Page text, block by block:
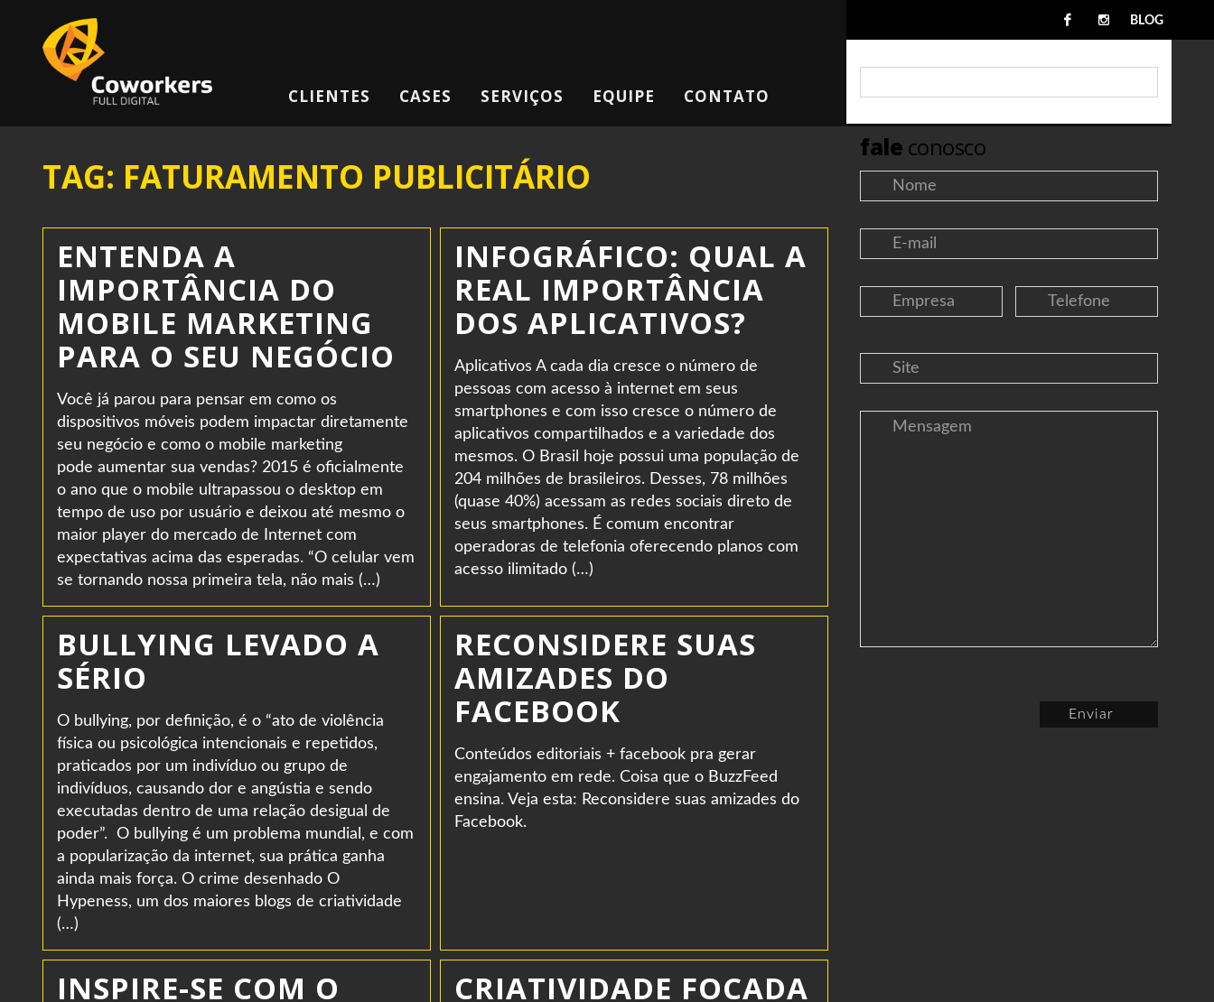
BLOG
CLIENTES CASES SERVIÇOS EQUIPE CONTATO
fale conosco
Enviar
TAG: FATURAMENTO PUBLICITÁRIO
ENTENDA A
IMPORTÂNCIA DO
MOBILE MARKETING
PARA O SEU NEGÓCIO
Você já parou para pensar em como os
dispositivos móveis podem impactar diretamente
seu negócio e como o mobile marketing
pode aumentar sua vendas? 2015 é oficialmente
o ano que o mobile ultrapassou o desktop em
tempo de uso por usuário e deixou até mesmo o
maior player do mercado de Internet com
expectativas acima das esperadas. “O celular vem
se tornando nossa primeira tela, não mais (…)
INFOGRÁFICO: QUAL A
REAL IMPORTÂNCIA
DOS APLICATIVOS?
Aplicativos A cada dia cresce o número de
pessoas com acesso à internet em seus
smartphones e com isso cresce o número de
aplicativos compartilhados e a variedade dos
mesmos. O Brasil hoje possui uma população de
204 milhões de brasileiros. Desses, 78 milhões
(quase 40%) acessam as redes sociais direto de
seus smartphones. É comum encontrar
operadoras de telefonia oferecendo planos com
acesso ilimitado (…)
BULLYING LEVADO A
SÉRIO
O bullying, por definição, é o “ato de violência
física ou psicológica intencionais e repetidos,
praticados por um indivíduo ou grupo de
indivíduos, causando dor e angústia e sendo
executadas dentro de uma relação desigual de
poder”. O bullying é um problema mundial, e com
a popularização da internet, sua prática ganha
ainda mais força. O crime desenhado O
Hypeness, um dos maiores blogs de criatividade
(…)
RECONSIDERE SUAS
AMIZADES DO
FACEBOOK
Conteúdos editoriais + facebook pra gerar
engajamento em rede. Coisa que o BuzzFeed
ensina. Veja esta: Reconsidere suas amizades do
Facebook.
INSPIRE-SE COM O
CRIATIVIDADE FOCADA